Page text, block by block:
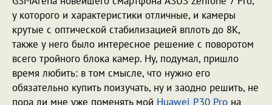
у которого и характеристики отличные, и камеры
крутые с оптической стабилизацией вплоть до 8К,
также у него было интересное решение с поворотом
всего тройного блока камер. Ну, подумал, пришло
время любить: в том смысле, что нужно его
обязательно купить поизучать, ну и заодно решить, не
пора ли мне уже поменять мой Huawei P30 Pro на